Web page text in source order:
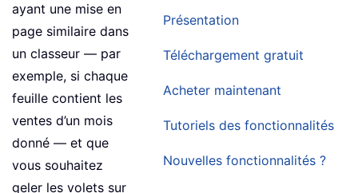
Présentation
Téléchargement gratuit
Acheter maintenant
Tutoriels des fonctionnalités
Nouvelles fonctionnalités ?
ayant une mise en
page similaire dans
un classeur — par
exemple, si chaque
feuille contient les
ventes d’un mois
donné — et que
vous souhaitez
geler les volets sur